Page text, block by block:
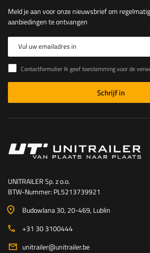
Meld je aan voor onze nieuwsbrief om
aanbiedingen te ontvangen
Vul uw emailadres in
Contactformulier Ik geef toestemming voor de verwerking van mijn persoonlijke gegevens in het contactformulier in overeenstemming
Schrijf in
UNITRAILER Sp. z o.o.
BTW-Nummer: PL5213739921
Budowlana 30, 20-469, Lublin
+31 30 3100444
unitrailer@unitrailer.be